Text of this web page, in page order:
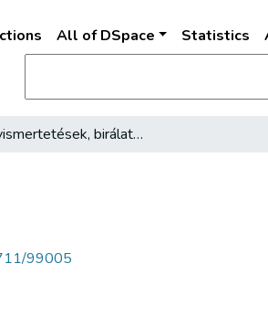
All of DSpace Statistics
Könyvismertetések, birálatok
99005